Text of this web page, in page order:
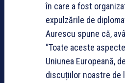
în care a fost
expulzările de
Aurescu spune că,
“Toate aceste
Uniunea Europeană,
discuțiilor noastre de